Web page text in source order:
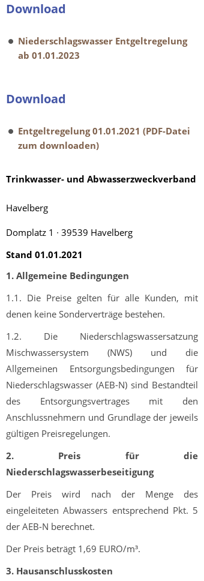
Download
Niederschlagswasser Entgeltregelung
ab 01.01.2023
Download
Entgeltregelung 01.01.2021 (PDF-Datei
zum downloaden)
Trinkwasser- und Abwasserzweckverband
Havelberg
Domplatz 1 ∙ 39539 Havelberg
Stand 01.01.2021
1. Allgemeine Bedingungen
1.1. Die Preise gelten für alle Kunden, mit
denen keine Sonderverträge bestehen.
1.2. Die Niederschlagswassersatzung
Mischwassersystem (NWS) und die
Allgemeinen Entsorgungsbedingungen für
Niederschlagswasser (AEB-N) sind Bestandteil
des Entsorgungsvertrages mit den
Anschlussnehmern und Grundlage der jeweils
gültigen Preisregelungen.
2. Preis für die
Niederschlagswasserbeseitigung
Der Preis wird nach der Menge des
eingeleiteten Abwassers entsprechend Pkt. 5
der AEB-N berechnet.
Der Preis beträgt 1,69 EURO/m³.
3. Hausanschlusskosten